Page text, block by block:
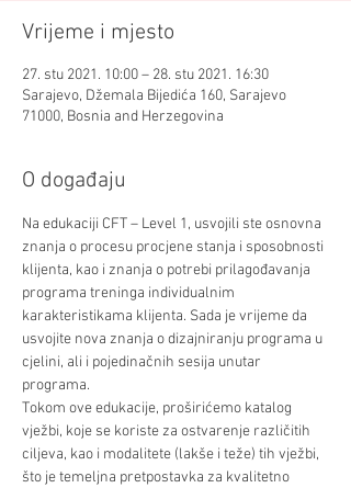
Vrijeme i mjesto
27. stu 2021. 10:00 – 28. stu 2021. 16:30
Sarajevo, Džemala Bijedića 160, Sarajevo
71000, Bosnia and Herzegovina
O događaju
Na edukaciji CFT – Level 1, usvojili ste osnovna
znanja o procesu procjene stanja i sposobnosti
klijenta, kao i znanja o potrebi prilagođavanja
programa treninga individualnim
karakteristikama klijenta. Sada je vrijeme da
usvojite nova znanja o dizajniranju programa u
cjelini, ali i pojedinačnih sesija unutar
programa.
Tokom ove edukacije, proširićemo katalog
vježbi, koje se koriste za ostvarenje različitih
ciljeva, kao i modalitete (lakše i teže) tih vježbi,
što je temeljna pretpostavka za kvalitetno